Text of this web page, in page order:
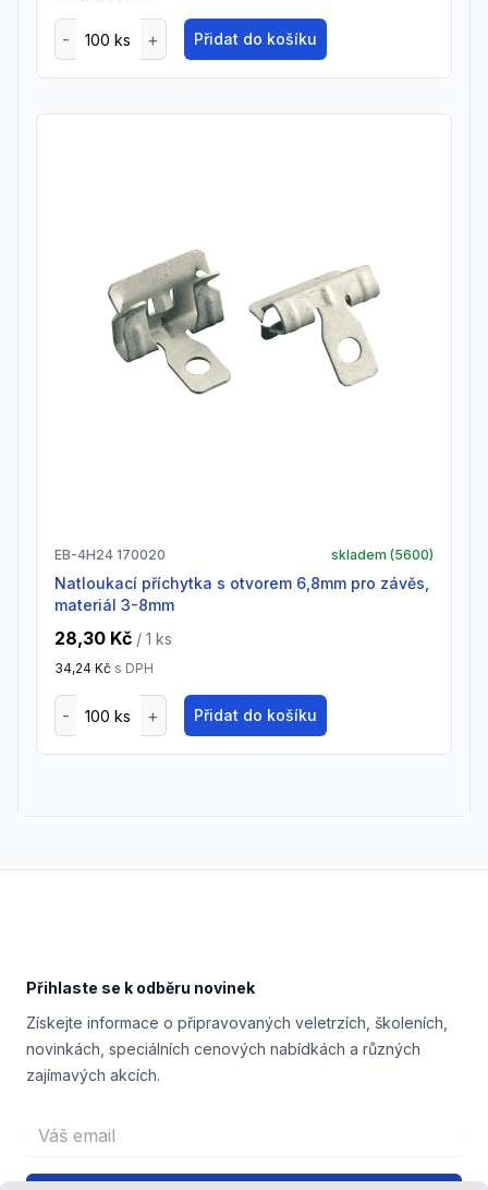
Přidat do košíku
EB-4H24 170020 skladem (5600)
natloukací příchytka s otvorem 6,8mm pro závěs,
materiál 3-8mm
28,30 Kč / 1 ks
34,24 Kč s DPH
Přidat do košíku
Přihlaste se k odběru novinek
Získejte informace o připravovaných veletrzích, školeních,
novinkách, speciálních cenových nabídkách a různých
zajímavých akcích.
Email address